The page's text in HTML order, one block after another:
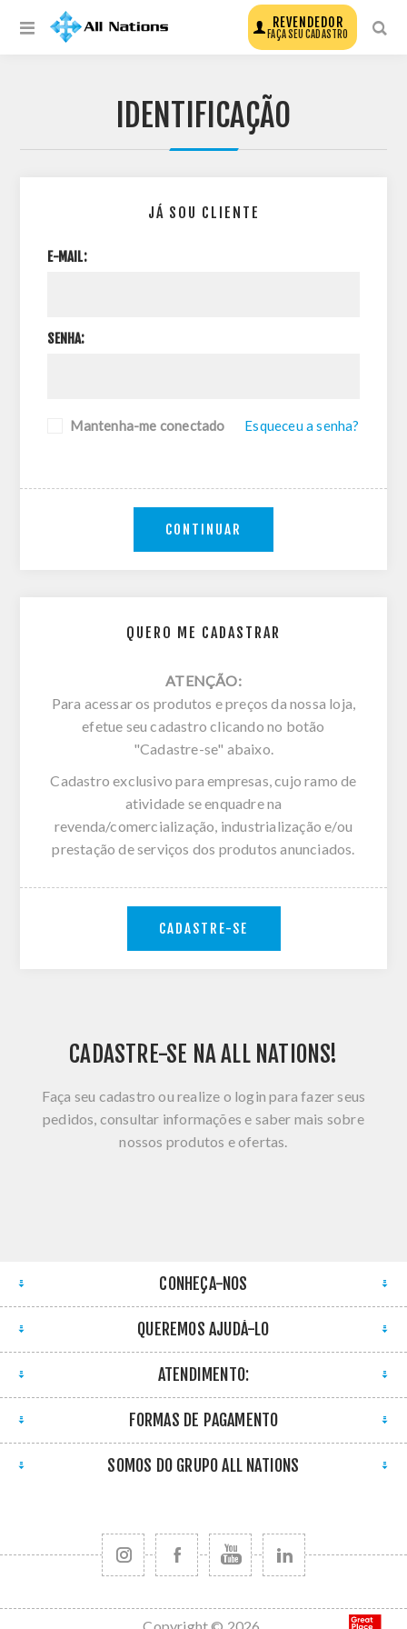
REVENDEDOR
FAÇA SEU CADASTRO
IDENTIFICAÇÃO
QUERO ME CADASTRAR
ATENÇÃO:
Para acessar os produtos e preços da nossa loja,
efetue seu cadastro clicando no botão
"Cadastre-se" abaixo.
Cadastro exclusivo para empresas, cujo ramo de
atividade se enquadre na
revenda/comercialização, industrialização e/ou
prestação de serviços dos produtos anunciados.
CADASTRE-SE
JÁ SOU CLIENTE
E-MAIL:
SENHA:
Mantenha-me conectado Esqueceu a senha?
CONTINUAR
CADASTRE-SE NA ALL NATIONS!
Faça seu cadastro ou realize o login para fazer seus
pedidos, consultar informações e saber mais sobre
nossos produtos e ofertas.
CONHEÇA-NOS
QUEREMOS AJUDÁ-LO
ATENDIMENTO:
FORMAS DE PAGAMENTO
SOMOS DO GRUPO ALL NATIONS